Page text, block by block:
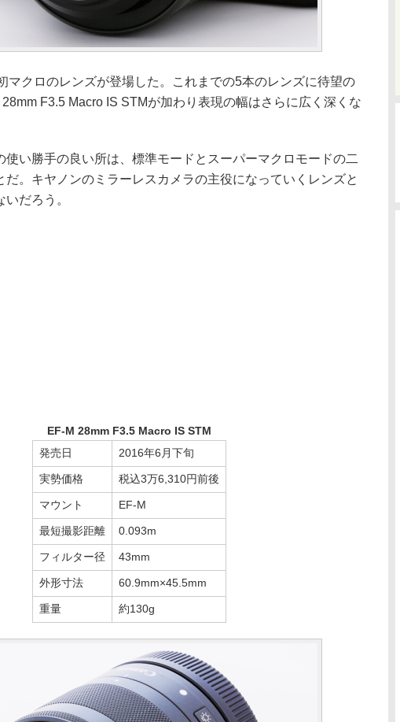
マクロのレンズが登場した。これまでの5本のレンズに待望の
F3.5 Macro IS STMが加わり表現の幅はさらに広く深くな
使い勝手の良い所は、標準モードとスーパーマクロモードの二
だ。キヤノンのミラーレスカメラの主役になっていくレンズと
だろう。
EF-M 28mm F3.5 Macro IS STM
発売日
2016年6月下旬
実勢価格 税込3万6,310円前後
マウント EF-M
最短撮影距離 0.093m
フィルター径 43mm
外形寸法 60.9mm×45.5mm
重量 約130g